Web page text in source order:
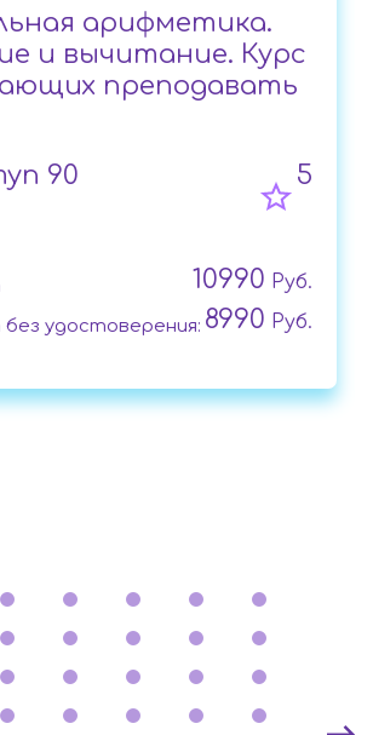
арифметика.
и вычитание. Курс
преподавать
90
5
10990 Руб.
без удостоверения: 8990 Руб.